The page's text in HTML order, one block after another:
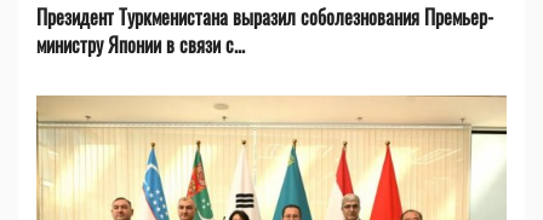
Президент Туркменистана выразил соболезнования Премьер-
министру Японии в связи с...